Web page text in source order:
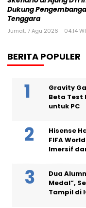
Dukung
Tenggara
Jumat, 7 Agu 2026 - 04:14
BERITA POPULER
Gravity
Beta Test
untuk PC
Hisense
FIFA
Imersif
Dua
Medal”,
Tampil di